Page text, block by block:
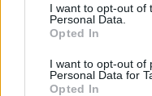
I want to opt-out of
Personal Data.
Opted In
I want to opt-out of
Personal Data for
Opted In